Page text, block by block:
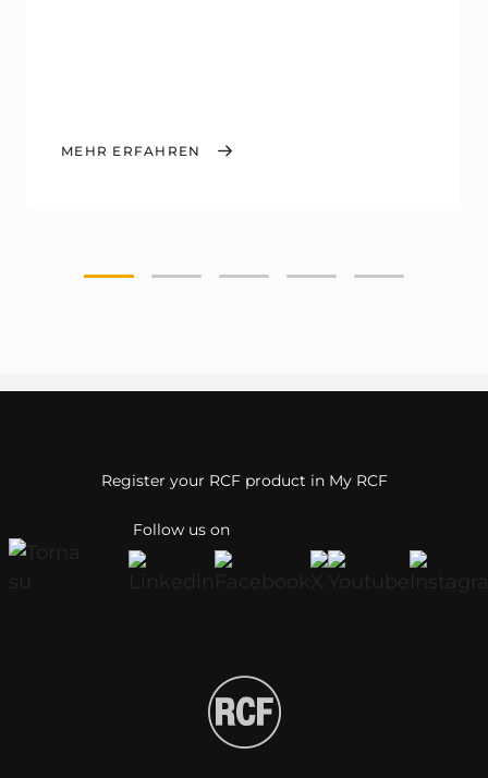
MEHR ERFAHREN
Follow us on
Register your RCF product in My RCF